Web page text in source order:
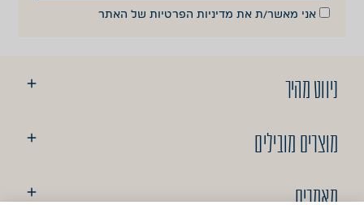
אני מאשר/ת את מדיניות הפרטיות של האתר
ניווט מהיר
מוצרים מובילים
מאמרים